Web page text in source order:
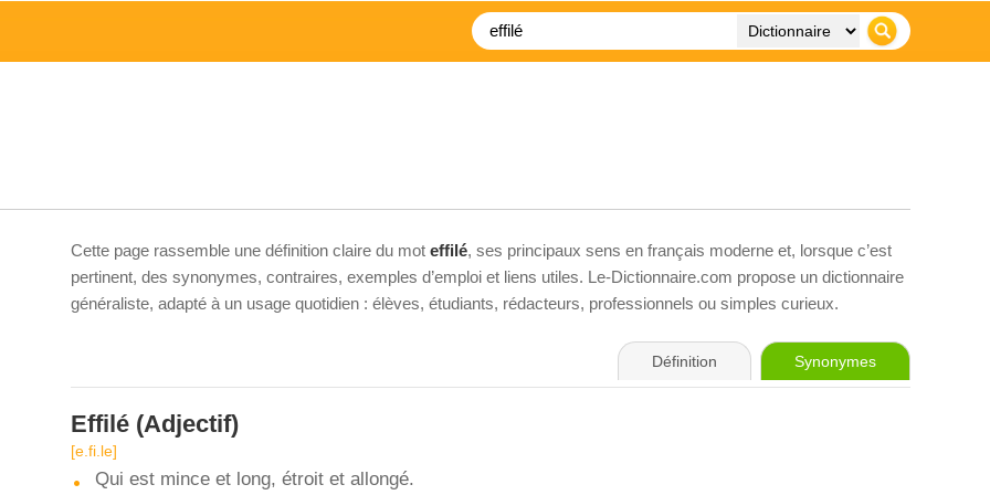
Cette page rassemble une définition claire du mot effilé, ses principaux sens en français moderne et, lorsque c’est
pertinent, des synonymes, contraires, exemples d’emploi et liens utiles. Le-Dictionnaire.com propose un dictionnaire
généraliste, adapté à un usage quotidien : élèves, étudiants, rédacteurs, professionnels ou simples curieux.
Définition Synonymes
Effilé (Adjectif)
[e.fi.le]
Qui est mince et long, étroit et allongé.